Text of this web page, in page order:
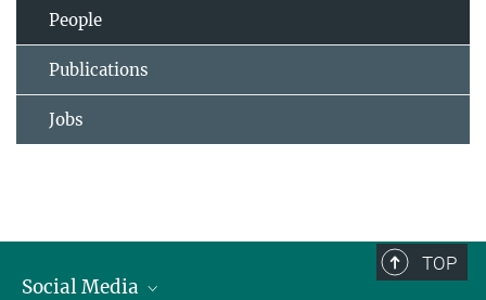
People
Publications
Jobs
TOP
Social Media